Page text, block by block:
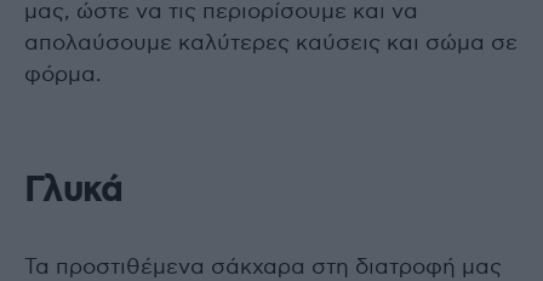
μας, ώστε να τις περιορίσουμε και να
απολαύσουμε καλύτερες καύσεις και σώμα σε
φόρμα.
Γλυκά
Τα προστιθέμενα σάκχαρα στη διατροφή μας